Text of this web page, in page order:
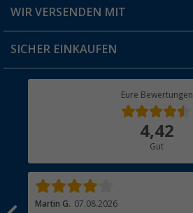
Jobs & Karriere
Versandinformationen
Rücksendung
WIR VERSENDEN MIT
SICHER EINKAUFEN
Eure Bewertungen
4,42
Gut
Martin G. 07.08.2026